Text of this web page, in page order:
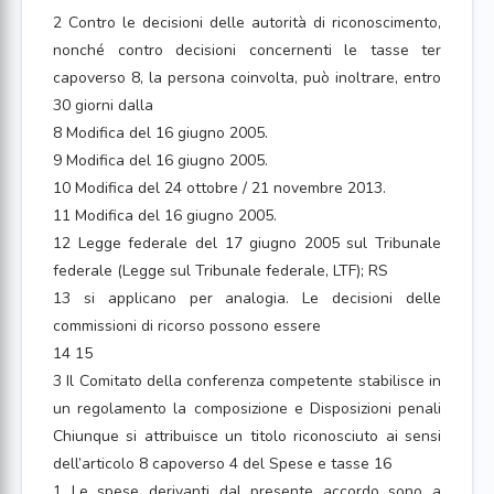
2 Contro le decisioni delle autorità di riconoscimento,
nonché contro decisioni concernenti le tasse ter
capoverso 8, la persona coinvolta, può inoltrare, entro
30 giorni dalla
8 Modifica del 16 giugno 2005.
9 Modifica del 16 giugno 2005.
10 Modifica del 24 ottobre / 21 novembre 2013.
11 Modifica del 16 giugno 2005.
12 Legge federale del 17 giugno 2005 sul Tribunale
federale (Legge sul Tribunale federale, LTF); RS
13 si applicano per analogia. Le decisioni delle
commissioni di ricorso possono essere
14 15
3 Il Comitato della conferenza competente stabilisce in
un regolamento la composizione e Disposizioni penali
Chiunque si attribuisce un titolo riconosciuto ai sensi
dell’articolo 8 capoverso 4 del Spese e tasse 16